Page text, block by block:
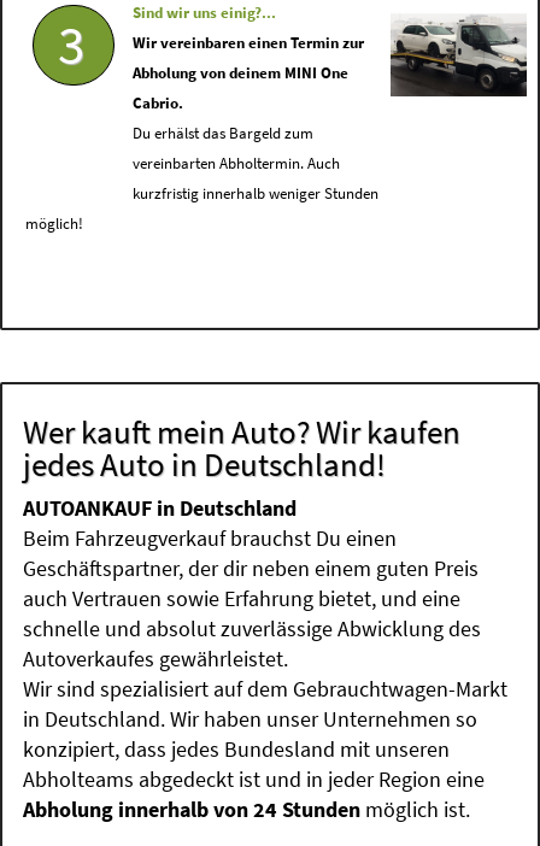
3
Sind wir uns einig?...
Wir vereinbaren einen Termin zur
Abholung von deinem MINI One
Cabrio.
Du erhälst das Bargeld zum
vereinbarten Abholtermin. Auch
kurzfristig innerhalb weniger Stunden
möglich!
Wer kauft mein Auto? Wir kaufen
jedes Auto in Deutschland!
AUTOANKAUF in Deutschland
Beim Fahrzeugverkauf brauchst Du einen
Geschäftspartner, der dir neben einem guten Preis
auch Vertrauen sowie Erfahrung bietet, und eine
schnelle und absolut zuverlässige Abwicklung des
Autoverkaufes gewährleistet.
Wir sind spezialisiert auf dem Gebrauchtwagen-Markt
in Deutschland. Wir haben unser Unternehmen so
konzipiert, dass jedes Bundesland mit unseren
Abholteams abgedeckt ist und in jeder Region eine
Abholung innerhalb von 24 Stunden möglich ist.